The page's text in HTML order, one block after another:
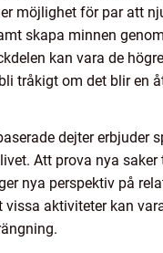
möjlighet för par att
skapa minnen
kan vara de
tråkigt om det blir en
dejter erbjuder
Att prova nya
nya perspektiv på
vissa aktiviteter kan